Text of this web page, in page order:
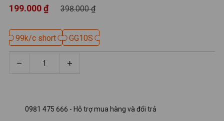
398.000 ₫
199.000 ₫
0981 475 666 - Hỗ trợ mua hàng và đổi trả
99k/c short
99k/c short GG10S
GG10S